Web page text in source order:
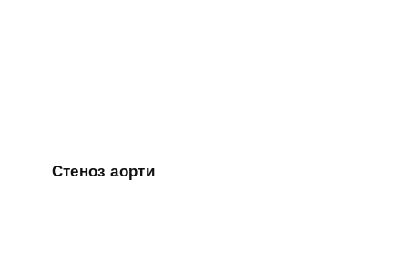
Стеноз аорти